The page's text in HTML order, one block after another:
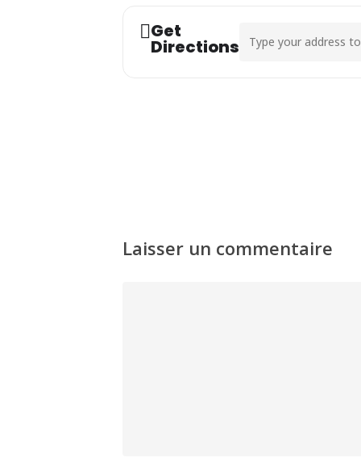
Get
Directions
Laisser un commentaire